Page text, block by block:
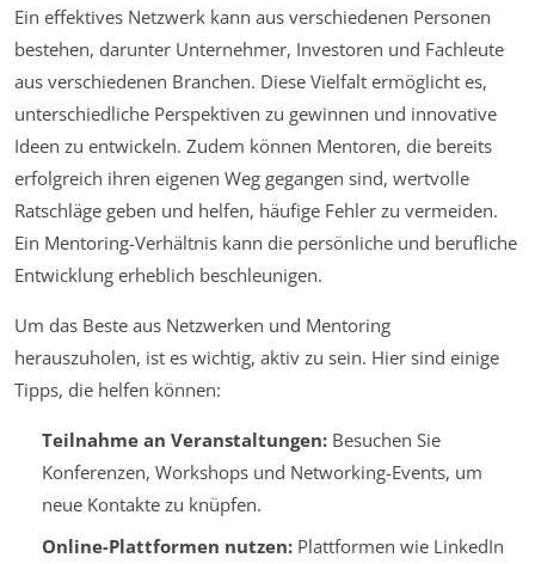
Ein effektives Netzwerk kann aus verschiedenen Personen
bestehen, darunter Unternehmer, Investoren und Fachleute
aus verschiedenen Branchen. Diese Vielfalt ermöglicht es,
unterschiedliche Perspektiven zu gewinnen und innovative
Ideen zu entwickeln. Zudem können Mentoren, die bereits
erfolgreich ihren eigenen Weg gegangen sind, wertvolle
Ratschläge geben und helfen, häufige Fehler zu vermeiden.
Ein Mentoring-Verhältnis kann die persönliche und berufliche
Entwicklung erheblich beschleunigen.
Um das Beste aus Netzwerken und Mentoring
herauszuholen, ist es wichtig, aktiv zu sein. Hier sind einige
Tipps, die helfen können:
Teilnahme an Veranstaltungen:Besuchen Sie
Konferenzen, Workshops und Networking-Events, um
neue Kontakte zu knüpfen.
Online-Plattformen nutzen:Plattformen wie LinkedIn